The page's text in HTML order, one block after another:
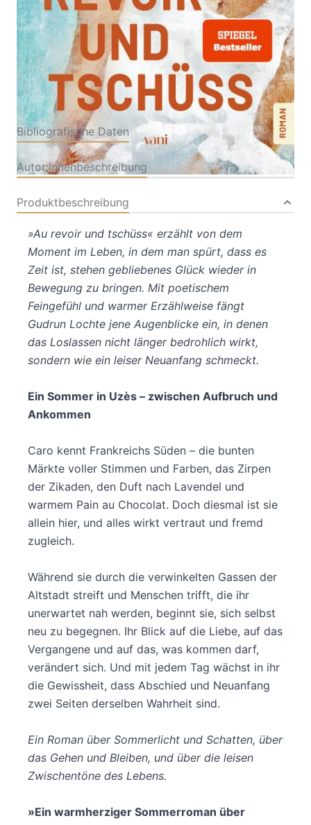
Verlag: VANI Verlag
GmbH
23.06.2026
320 Seiten
Hardcover
ISBN: 978-3-
69169003-3
Bibliografische Daten
Autor:innenbeschreibung
Produktbeschreibung
»Au revoir und tschüss« erzählt von dem
Moment im Leben, in dem man spürt, dass es
Zeit ist, stehen gebliebenes Glück wieder in
Bewegung zu bringen. Mit poetischem
Feingefühl und warmer Erzählweise fängt
Gudrun Lochte jene Augenblicke ein, in denen
das Loslassen nicht länger bedrohlich wirkt,
sondern wie ein leiser Neuanfang schmeckt.
Ein Sommer in Uzès – zwischen Aufbruch und
Ankommen
Caro kennt Frankreichs Süden – die bunten
Märkte voller Stimmen und Farben, das Zirpen
der Zikaden, den Duft nach Lavendel und
warmem Pain au Chocolat. Doch diesmal ist sie
allein hier, und alles wirkt vertraut und fremd
zugleich.
Während sie durch die verwinkelten Gassen der
Altstadt streift und Menschen trifft, die ihr
unerwartet nah werden, beginnt sie, sich selbst
neu zu begegnen. Ihr Blick auf die Liebe, auf das
Vergangene und auf das, was kommen darf,
verändert sich. Und mit jedem Tag wächst in ihr
die Gewissheit, dass Abschied und Neuanfang
zwei Seiten derselben Wahrheit sind.
Ein Roman über Sommerlicht und Schatten, über
das Gehen und Bleiben, und über die leisen
Zwischentöne des Lebens.
»Ein warmherziger Sommerroman über